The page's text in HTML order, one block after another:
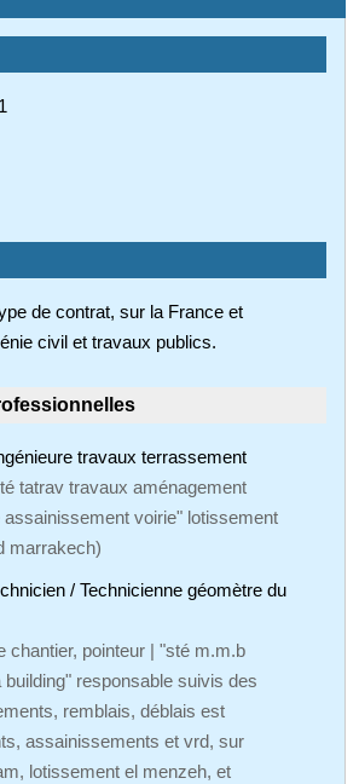
de contrat, sur la France et
civil et travaux publics.
travaux terrassement
tatrav travaux aménagement
voirie" lotissement
marrakech)
/ Technicienne géomètre du
chantier, pointeur | "sté m.m.b
responsable suivis des
remblais, déblais est
assainissements et vrd, sur
lotissement el menzeh, et